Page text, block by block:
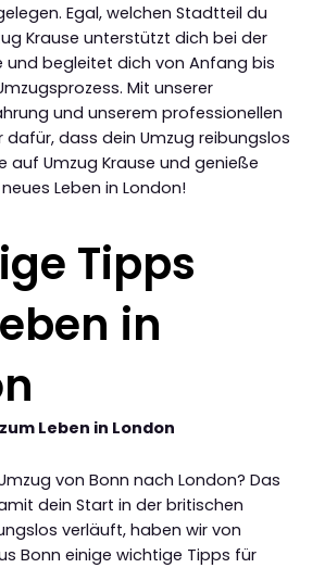
Egal, welchen Stadtteil du
Krause unterstützt dich bei der
und begleitet dich von Anfang bis
Mit unserer
und unserem professionellen
dafür, dass dein Umzug reibungslos
auf Umzug Krause und genieße
Leben in London!
Tipps
in
Leben in London
von Bonn nach London? Das
dein Start in der britischen
verläuft, haben wir von
Bonn einige wichtige Tipps für